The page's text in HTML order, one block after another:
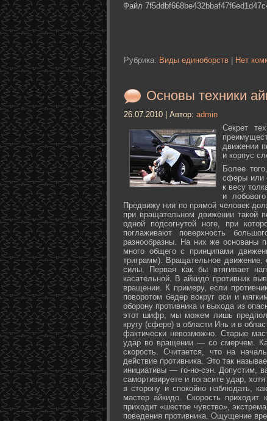
Файл
Рубрика: Виды единоборств Нет
Основы техники
26.07.2010 | Автор: admin
Секрет
движении
и корпус
Более
сферы или
к весу
и
Предвижу нии по прямой человек
при вращательном движении такой
одной подсогнутой ноге, при
поглаживают поверхность
разнообразны. На них же основаны
много общего с принципами
триграмм). Вращательное движение,
силы. Первая как бы втягивает
касательной. В айкидо противник
вращении. К примеру, если
поворотом бедер вокруг оси и
оборону противника и выхода из
этот шифр, мы можем лишь
кругу (сфере) в области Инь и в
фактически невозможно. Старые
удар во вращении — со смерчем.
скорость. Считается, что на
действие противника. Это так
инициативы — го-но-сэн. Допустим,
самортизируете и погасите удар,
в сторону и спокойно наблюдать,
мастер айкидо. Скорость приходит
приходит «шестое чувство»,
поведения противника. Ощущение